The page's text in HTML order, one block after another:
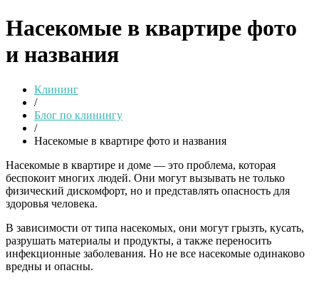
Насекомые в квартире фото
и названия
Клининг
/
Блог по клинингу
/
Насекомые в квартире фото и названия
Насекомые в квартире и доме — это проблема, которая
беспокоит многих людей. Они могут вызывать не только
физический дискомфорт, но и представлять опасность для
здоровья человека.
В зависимости от типа насекомых, они могут грызть, кусать,
разрушать материалы и продукты, а также переносить
инфекционные заболевания. Но не все насекомые одинаково
вредны и опасны.